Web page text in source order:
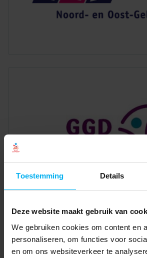
Toestemming Details
Deze website maakt gebruik van
We gebruiken cookies om content en
personaliseren, om functies voor
en om ons websiteverkeer te